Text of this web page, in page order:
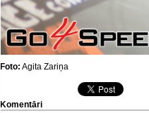
Foto: Agita Zariņa
Komentāri